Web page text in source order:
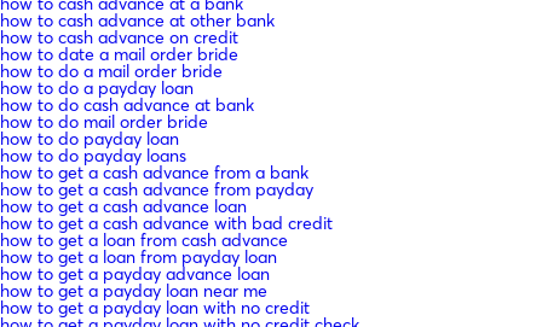
how to cash advance at other bank
how to cash advance on credit
how to date a mail order bride
how to do a mail order bride
how to do a payday loan
how to do cash advance at bank
how to do mail order bride
how to do payday loan
how to do payday loans
how to get a cash advance from a bank
how to get a cash advance from payday
how to get a cash advance loan
how to get a cash advance with bad credit
how to get a loan from cash advance
how to get a loan from payday loan
how to get a payday advance loan
how to get a payday loan near me
how to get a payday loan with no credit